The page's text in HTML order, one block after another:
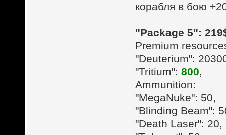
корабля в бою
"Package 5":
Premium
"Deuterium":
"Tritium":800,
Ammunition:
"MegaNuke": 50,
"Blinding Beam":
"Death Laser": 20,